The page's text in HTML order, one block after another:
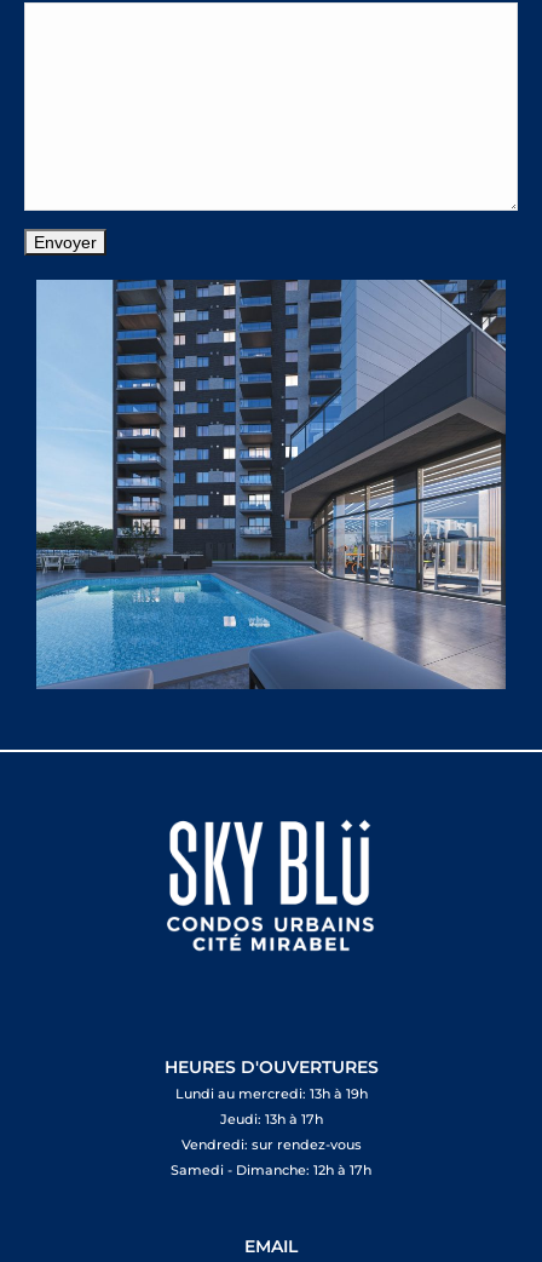
HEURES D'OUVERTURES
Lundi au mercredi: 13h à 19h
Jeudi: 13h à 17h
Vendredi: sur rendez-vous
Samedi - Dimanche: 12h à 17h
EMAIL